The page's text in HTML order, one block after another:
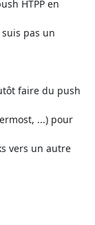
HTPP en
pas un
faire du push
...) pour
vers un autre